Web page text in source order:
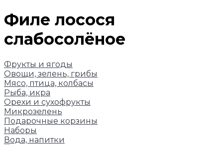
Филе лосося
слабосолёное
Фрукты и ягоды
Овощи, зелень, грибы
Мясо, птица, колбасы
Рыба, икра
Орехи и сухофрукты
Микрозелень
Подарочные корзины
Наборы
Вода, напитки